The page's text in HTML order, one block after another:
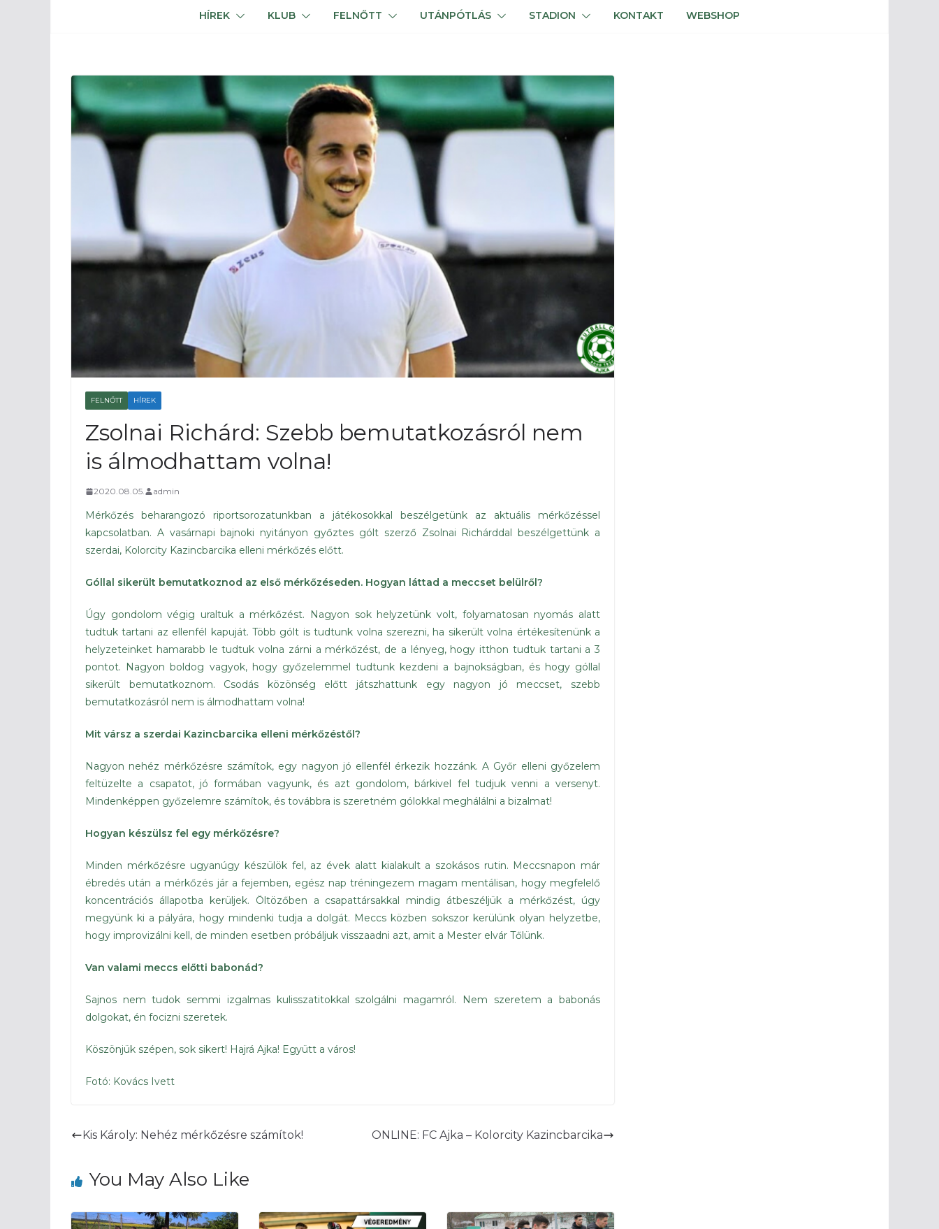
HÍREK KLUB FELNŐTT UTÁNPÓTLÁS STADION KONTAKT WEBSHOP
FELNŐTT HÍREK
Zsolnai Richárd: Szebb bemutatkozásról nem
is álmodhattam volna!
2020.08.05. admin
Mérkőzés beharangozó riportsorozatunkban a játékosokkal beszélgetünk az aktuális mérkőzéssel
kapcsolatban. A vasárnapi bajnoki nyitányon győztes gólt szerző Zsolnai Richárddal beszélgettünk a
szerdai, Kolorcity Kazincbarcika elleni mérkőzés előtt.
Góllal sikerült bemutatkoznod az első mérkőzéseden. Hogyan láttad a meccset belülről?
Úgy gondolom végig uraltuk a mérkőzést. Nagyon sok helyzetünk volt, folyamatosan nyomás alatt
tudtuk tartani az ellenfél kapuját. Több gólt is tudtunk volna szerezni, ha sikerült volna értékesítenünk a
helyzeteinket hamarabb le tudtuk volna zárni a mérkőzést, de a lényeg, hogy itthon tudtuk tartani a 3
pontot. Nagyon boldog vagyok, hogy győzelemmel tudtunk kezdeni a bajnokságban, és hogy góllal
sikerült bemutatkoznom. Csodás közönség előtt játszhattunk egy nagyon jó meccset, szebb
bemutatkozásról nem is álmodhattam volna!
Mit vársz a szerdai Kazincbarcika elleni mérkőzéstől?
Nagyon nehéz mérkőzésre számítok, egy nagyon jó ellenfél érkezik hozzánk. A Győr elleni győzelem
feltüzelte a csapatot, jó formában vagyunk, és azt gondolom, bárkivel fel tudjuk venni a versenyt.
Mindenképpen győzelemre számítok, és továbbra is szeretném gólokkal meghálálni a bizalmat!
Hogyan készülsz fel egy mérkőzésre?
Minden mérkőzésre ugyanúgy készülök fel, az évek alatt kialakult a szokásos rutin. Meccsnapon már
ébredés után a mérkőzés jár a fejemben, egész nap tréningezem magam mentálisan, hogy megfelelő
koncentrációs állapotba kerüljek. Öltözőben a csapattársakkal mindig átbeszéljük a mérkőzést, úgy
megyünk ki a pályára, hogy mindenki tudja a dolgát. Meccs közben sokszor kerülünk olyan helyzetbe,
hogy improvizálni kell, de minden esetben próbáljuk visszaadni azt, amit a Mester elvár Tőlünk.
Van valami meccs előtti babonád?
Sajnos nem tudok semmi izgalmas kulisszatitokkal szolgálni magamról. Nem szeretem a babonás
dolgokat, én focizni szeretek.
Köszönjük szépen, sok sikert! Hajrá Ajka! Együtt a város!
Fotó: Kovács Ivett
Kis Károly: Nehéz mérkőzésre számítok! ONLINE: FC Ajka – Kolorcity Kazincbarcika
You May Also Like